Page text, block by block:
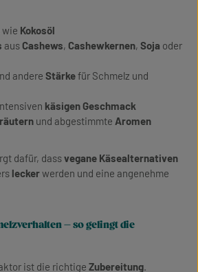
Kokosöl
ausCashews, Cashewkernen, Soja oder
andere Stärkefür Schmelz und
käsigen Geschmack
und abgestimmte Aromen
dafür, dassvegane Käsealternativen
leckerwerden und eine angenehme
– so gelingt die
ist die richtige Zubereitung.